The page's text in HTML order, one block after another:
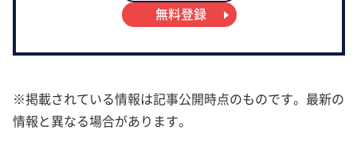
無料登録
※掲載されている情報は記事公開時点のものです。最新の
情報と異なる場合があります。